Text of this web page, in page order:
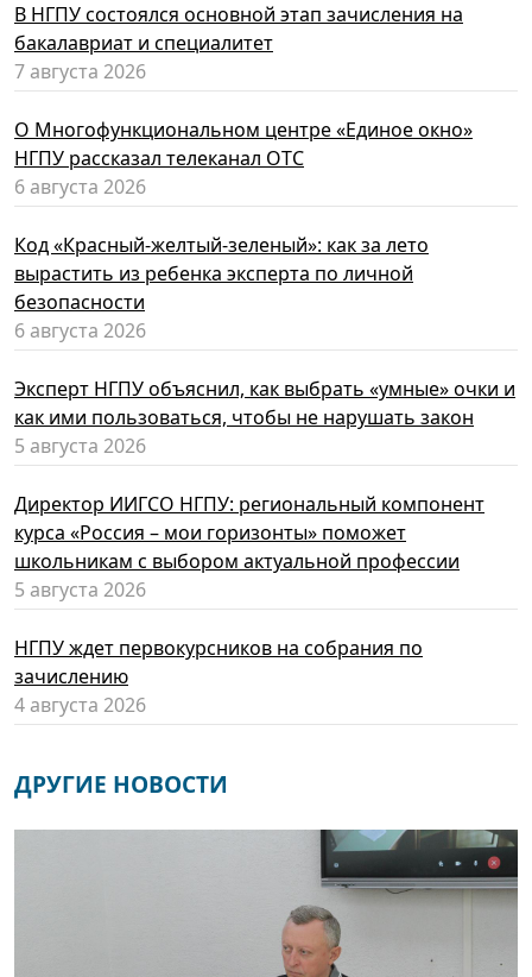
В НГПУ состоялся основной этап зачисления на
бакалавриат и специалитет
7 августа 2026
О Многофункциональном центре «Единое окно»
НГПУ рассказал телеканал ОТС
6 августа 2026
Код «Красный-желтый-зеленый»: как за лето
вырастить из ребенка эксперта по личной
безопасности
6 августа 2026
Эксперт НГПУ объяснил, как выбрать «умные» очки и
как ими пользоваться, чтобы не нарушать закон
5 августа 2026
Директор ИИГСО НГПУ: региональный компонент
курса «Россия – мои горизонты» поможет
школьникам с выбором актуальной профессии
5 августа 2026
НГПУ ждет первокурсников на собрания по
зачислению
4 августа 2026
ДРУГИЕ НОВОСТИ